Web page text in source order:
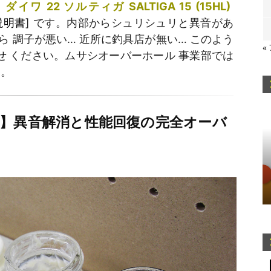
ダイワ 22 ソルティガ SALTIGA 15 (15HL)
明書] です。内部からシュリシュリと異音があ
調子が悪い… 近所に釣具店が無い… このよう
ください。ムサシオーバーホール 事業部では
異音解消と性能回復の完全オーバ
«